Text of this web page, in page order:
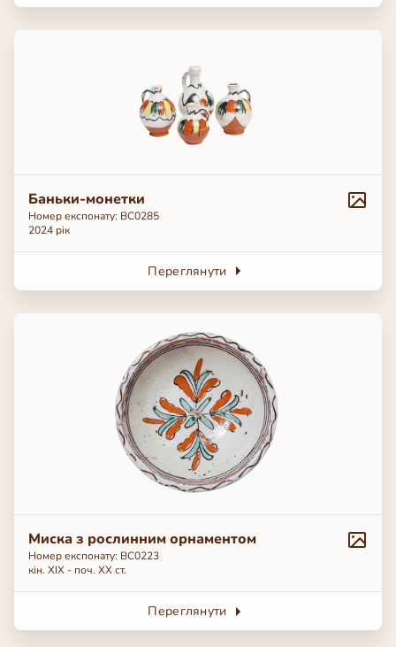
Баньки-монетки
Номер експонату: ВС0285
2024 рік
Переглянути
Миска з рослинним орнаментом
Номер експонату: ВС0223
кін. ХІХ - поч. ХХ ст.
Переглянути